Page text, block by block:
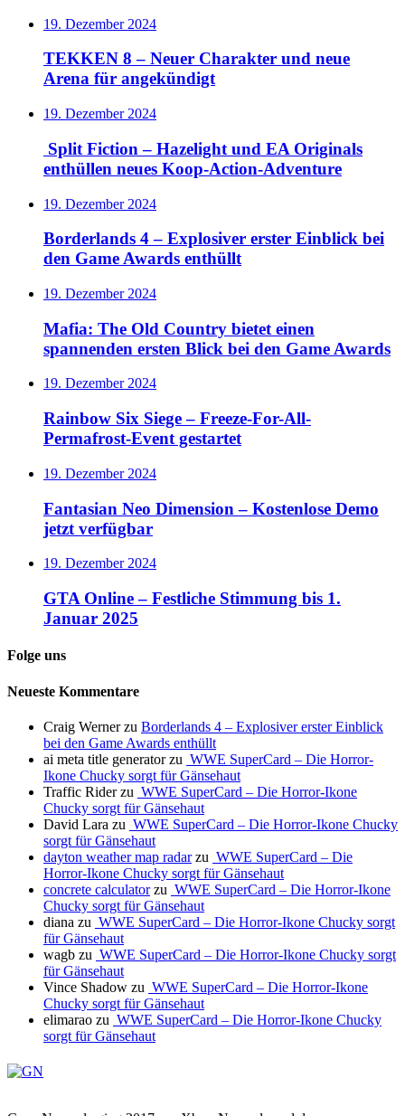
19. Dezember 2024
TEKKEN 8 – Neuer Charakter und neue
Arena für angekündigt
19. Dezember 2024
Split Fiction – Hazelight und EA Originals
enthüllen neues Koop-Action-Adventure
19. Dezember 2024
Borderlands 4 – Explosiver erster Einblick bei
den Game Awards enthüllt
19. Dezember 2024
Mafia: The Old Country bietet einen
spannenden ersten Blick bei den Game Awards
19. Dezember 2024
Rainbow Six Siege – Freeze-For-All-
Permafrost-Event gestartet
19. Dezember 2024
Fantasian Neo Dimension – Kostenlose Demo
jetzt verfügbar
19. Dezember 2024
GTA Online – Festliche Stimmung bis 1.
Januar 2025
Folge uns
Neueste Kommentare
Craig Wernerzu Borderlands 4 – Explosiver erster Einblick
bei den Game Awards enthüllt
ai meta title generatorzu WWE SuperCard – Die Horror-
Ikone Chucky sorgt für Gänsehaut
Traffic Riderzu WWE SuperCard – Die Horror-Ikone
Chucky sorgt für Gänsehaut
David Lara zu WWE SuperCard – Die Horror-Ikone Chucky
sorgt für Gänsehaut
dayton weather map radarzu WWE SuperCard – Die
Horror-Ikone Chucky sorgt für Gänsehaut
concrete calculatorzu WWE SuperCard – Die Horror-Ikone
Chucky sorgt für Gänsehaut
diana zu WWE SuperCard – Die Horror-Ikone Chucky sorgt
für Gänsehaut
wagb zu WWE SuperCard – Die Horror-Ikone Chucky sorgt
für Gänsehaut
Vince Shadow zu WWE SuperCard – Die Horror-Ikone
Chucky sorgt für Gänsehaut
elimarao zu WWE SuperCard – Die Horror-Ikone Chucky
sorgt für Gänsehaut